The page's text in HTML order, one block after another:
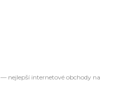
— nejlepší internetové obchody na